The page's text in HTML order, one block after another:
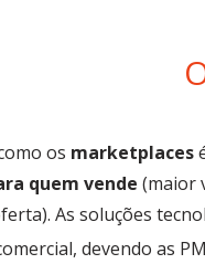
os marketplaces
quem vende (maior
As soluções
devendo as